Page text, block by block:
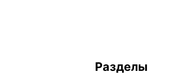
Разделы